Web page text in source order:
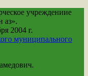
учреждениие
аз».
2004 г.
муниципального